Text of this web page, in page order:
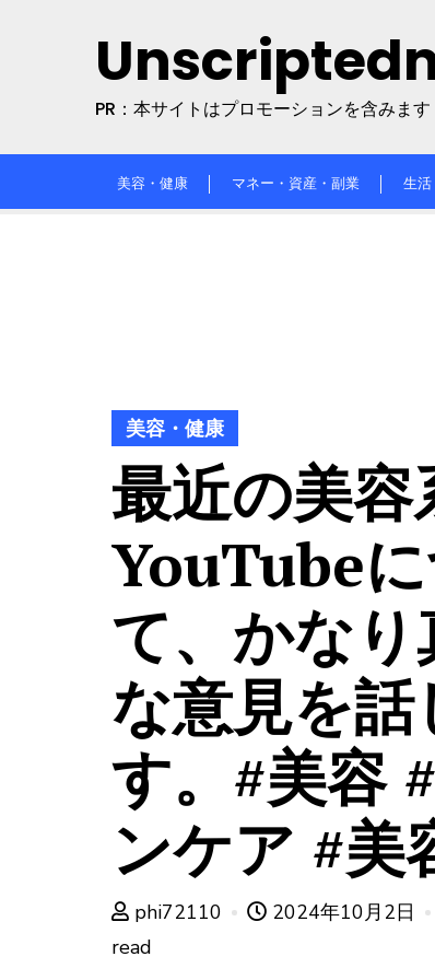
PR：本サイトはプロモーションを含みます
美容・健康 マネー・資産・副業 生活
美容・健康
最近の美容
YouTube
て、かなり
な意見を話
す。#美容
ンケア #美
phi72110 2024年10月2日
read